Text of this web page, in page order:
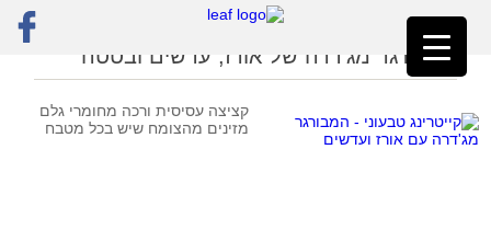
ראשי»עדשים
המבורגר מג'דרה של אורז, עדשים ובטטה
קציצה עסיסית ורכה מחומרי גלם
מזינים מהצומח שיש בכל מטבח